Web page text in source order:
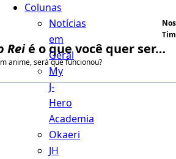
Colunas
Notícias
em
Geral
My
J-
Hero
Academia
Okaeri
JH
Reié o que você quer ser…
anime, será que funcionou?